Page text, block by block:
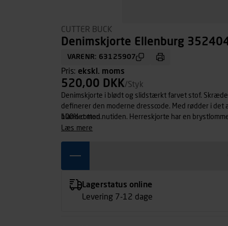
CUTTER BUCK
Denimskjorte Ellenburg
VARENR: 63125907
Pris: ekskl. moms
520,00 DKK/Styk
Denimskjorte i blødt og slidstærkt farvet stof.
definerer den moderne dresscode. Med rødder i
blandet med nutiden. Herreskjorte har en
100% cotton.
læs mere
Lagerstatus online
Levering 7-12 dage